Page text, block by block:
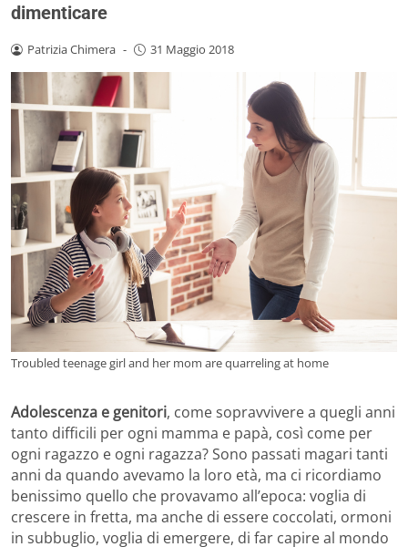
dimenticare
Patrizia Chimera - 31 Maggio 2018
Troubled teenage girl and her mom are quarreling at home
Adolescenza e genitori, come sopravvivere a quegli anni
tanto difficili per ogni mamma e papà, così come per
ogni ragazzo e ogni ragazza? Sono passati magari tanti
anni da quando avevamo la loro età, ma ci ricordiamo
benissimo quello che provavamo all’epoca: voglia di
crescere in fretta, ma anche di essere coccolati, ormoni
in subbuglio, voglia di emergere, di far capire al mondo